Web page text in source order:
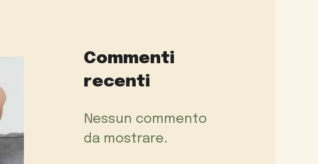
Commenti
recenti
Nessun commento
da mostrare.